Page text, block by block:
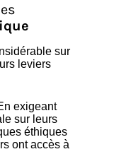
sur
leviers
exigeant
sur leurs
éthiques
ont accès à